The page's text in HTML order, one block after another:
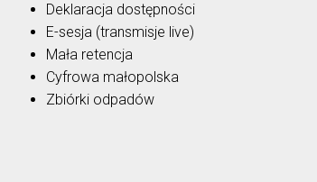
Deklaracja dostępności
E-sesja (transmisje live)
Mała retencja
Cyfrowa małopolska
Zbiórki odpadów